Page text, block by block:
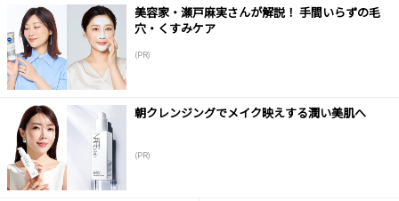
美容家・瀬戸麻実さんが解説！ 手間いらずの毛
穴・くすみケア
(PR)
朝クレンジングでメイク映えする潤い美肌へ
(PR)